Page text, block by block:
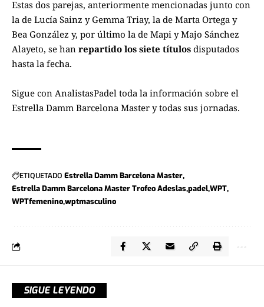
Estas dos parejas, anteriormente mencionadas junto con
la de Lucía Sainz y Gemma Triay, la de Marta Ortega y
Bea González y, por último la de Mapi y Majo Sánchez
Alayeto, se han repartido los siete títulos disputados
hasta la fecha.
Sigue con AnalistasPadel toda la información sobre el
Estrella Damm Barcelona Master y todas sus jornadas.
ETIQUETADO Estrella Damm Barcelona Master
Estrella Damm Barcelona Master Trofeo AdeslaspadelWPT
WPTfemeninowptmasculino
SIGUE LEYENDO